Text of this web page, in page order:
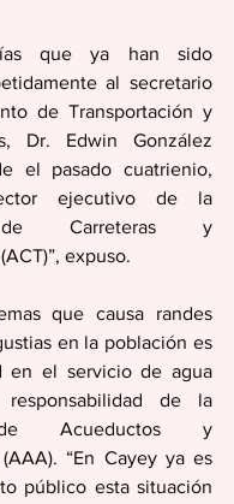
que ya han sido
al secretario
de Transportación y
Dr. Edwin González
el pasado cuatrienio,
ejecutivo de la
de Carreteras y
expuso.
que causa randes
en la población es
en el servicio de agua
de la
Acueductos y
“En Cayey ya es
público esta situación